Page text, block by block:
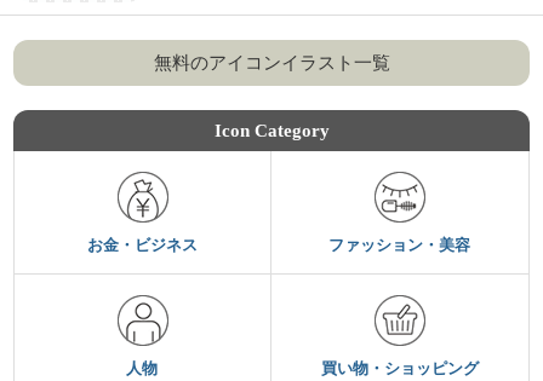
無料のアイコンイラスト一覧
Icon Category
お金・ビジネス ファッション・美容
人物 買い物・ショッピング